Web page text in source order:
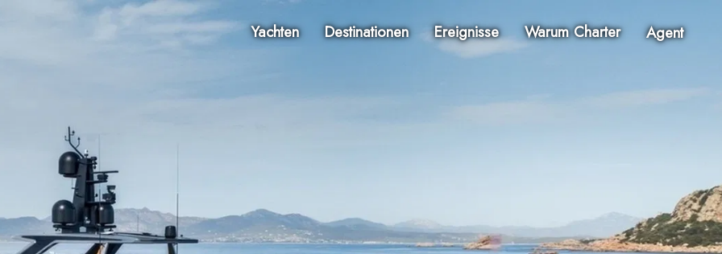
Yachten Destinationen Ereignisse Warum Charter Agent